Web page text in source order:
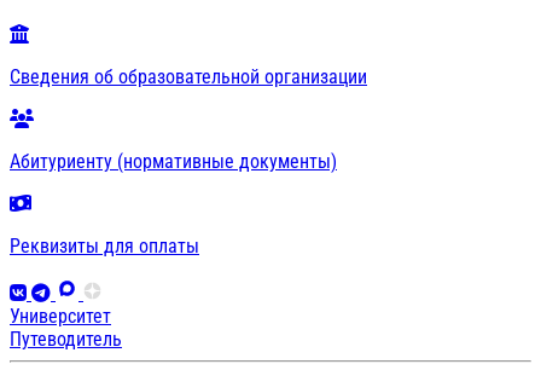
Сведения об образовательной организации
Абитуриенту (нормативные документы)
Реквизиты для оплаты
Университет
Путеводитель